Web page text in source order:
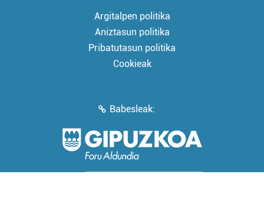
Argitalpen politika
Aniztasun politika
Pribatutasun politika
Cookieak
Babesleak: